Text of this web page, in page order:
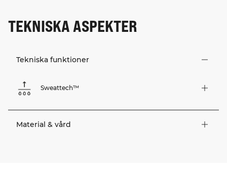
TEKNISKA ASPEKTER
Tekniska funktioner
Sweattech™
Material & vård